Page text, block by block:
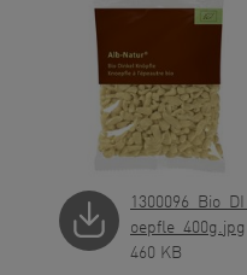
oepfle_400g.jpg
460 KB